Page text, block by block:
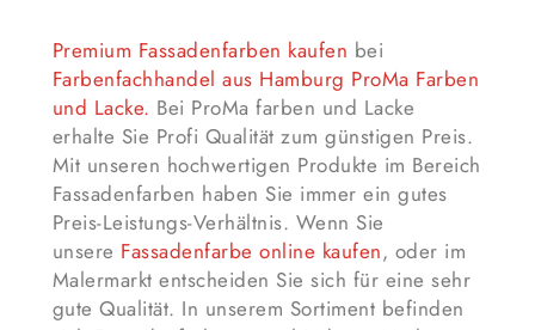
Premium Fassadenfarben kaufen bei
Farbenfachhandel aus Hamburg ProMa Farben
und Lacke. Bei ProMa farben und Lacke
erhalte Sie Profi Qualität zum günstigen Preis.
Mit unseren hochwertigen Produkte im Bereich
Fassadenfarben haben Sie immer ein gutes
Preis-Leistungs-Verhältnis. Wenn Sie
unsere Fassadenfarbe online kaufen, oder im
Malermarkt entscheiden Sie sich für eine sehr
gute Qualität. In unserem Sortiment befinden